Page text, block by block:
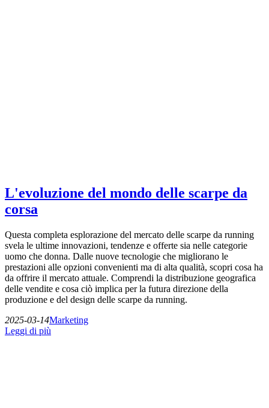
L'evoluzione del mondo delle scarpe da
corsa
Questa completa esplorazione del mercato delle scarpe da running
svela le ultime innovazioni, tendenze e offerte sia nelle categorie
uomo che donna. Dalle nuove tecnologie che migliorano le
prestazioni alle opzioni convenienti ma di alta qualità, scopri cosa ha
da offrire il mercato attuale. Comprendi la distribuzione geografica
delle vendite e cosa ciò implica per la futura direzione della
produzione e del design delle scarpe da running.
2025-03-14Marketing
Leggi di più